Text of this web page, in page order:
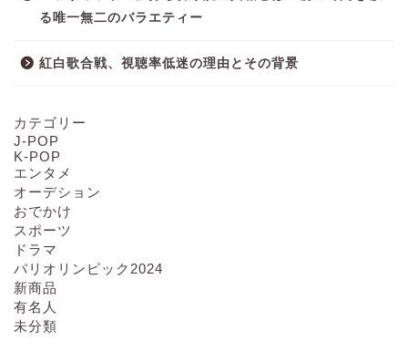
る唯一無二のバラエティー
紅白歌合戦、視聴率低迷の理由とその背景
カテゴリー
J-POP
K-POP
エンタメ
オーデション
おでかけ
スポーツ
ドラマ
パリオリンピック2024
新商品
有名人
未分類